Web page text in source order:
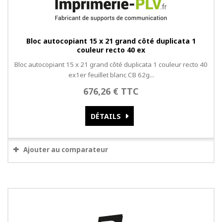
Bloc autocopiant 15 x 21 grand côté duplicata 1
couleur recto 40 ex
Bloc autocopiant 15 x 21 grand côté duplicata 1 couleur recto 40
ex1er feuillet blanc CB 62g...
676,26 € TTC
DÉTAILS
Ajouter au comparateur